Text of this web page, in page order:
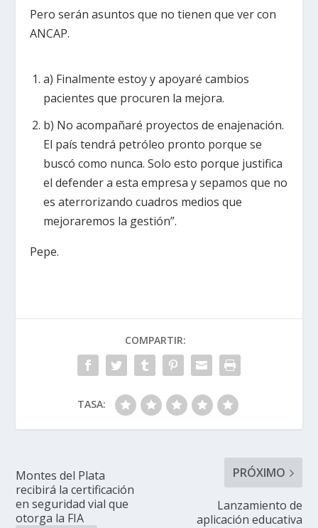
Pero serán asuntos que no tienen que ver con
ANCAP.
a) Finalmente estoy y apoyaré cambios
pacientes que procuren la mejora.
b) No acompañaré proyectos de enajenación.
El país tendrá petróleo pronto porque se
buscó como nunca. Solo esto porque justifica
el defender a esta empresa y sepamos que no
es aterrorizando cuadros medios que
mejoraremos la gestión”.
Pepe.
COMPARTIR:
TASA:
Montes del Plata
recibirá la certificación
en seguridad vial que
otorga la FIA
PRÓXIMO
Lanzamiento de
aplicación educativa